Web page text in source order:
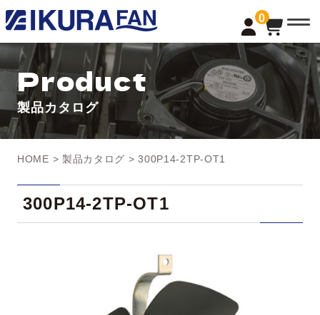
0
t
o
g
l
e
a
v
i
g
a
n
Product
製品カタログ
HOME > 製品カタログ > 300P14-2TP-OT1
300P14-2TP-OT1